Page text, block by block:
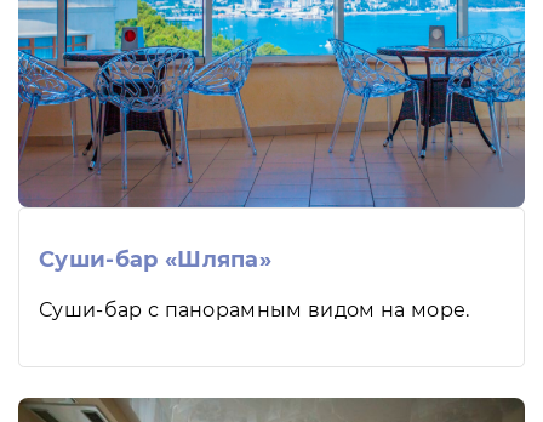
Суши-бар «Шляпа»
Суши-бар с панорамным видом на море.